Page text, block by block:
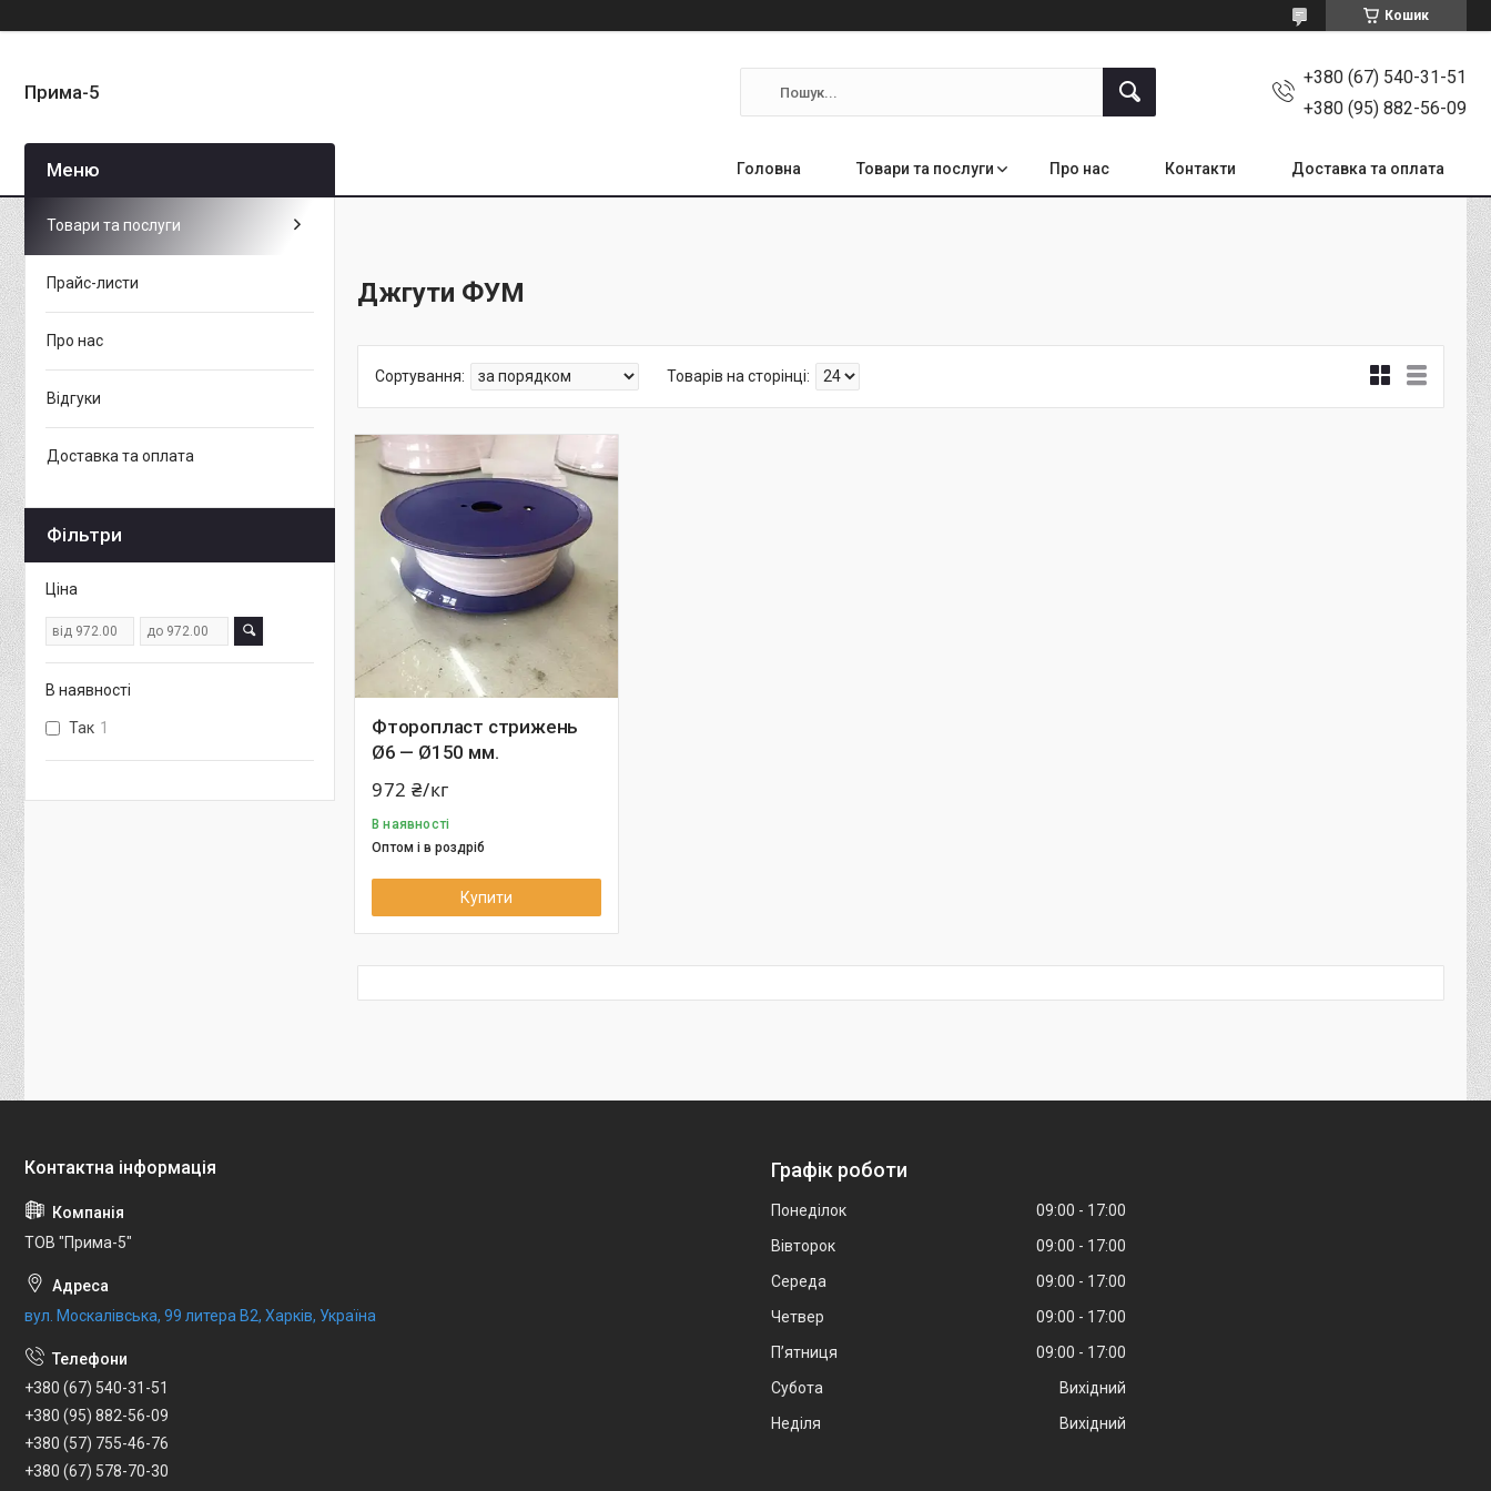
Кошик
Прима-5
+380 (67) 540-31-51
+380 (95) 882-56-09
Головна Товари та послуги Про нас Контакти Доставка та оплата
Джгути ФУМ
Фторопласт стрижень
Ø6 — Ø150 мм.
972 ₴/кг
В наявності
Оптом і в роздріб
Купити
Товари та послуги
Прайс-листи
Про нас
Відгуки
Доставка та оплата
Фільтри
Ціна
В наявності
Так 1
ТОВ "Прима-5"
вул. Москалівська, 99 литера В2, Харків, Україна
+380 (67) 540-31-51
+380 (95) 882-56-09
+380 (57) 755-46-76
+380 (67) 578-70-30
Графік роботи
Понеділок 09:00
17:00
Вівторок
09:00
17:00
Середа
09:00
17:00
Четвер
09:00
17:00
Пʼятниця
09:00
17:00
Субота
Вихідний
Неділя
Вихідний